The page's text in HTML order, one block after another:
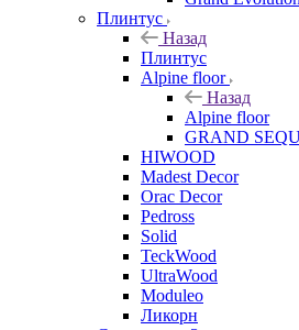
Плинтус
Назад
Плинтус
Alpine floor
Назад
Alpine floor
GRAND
HIWOOD
Madest Decor
Orac Decor
Pedross
Solid
TeckWood
UltraWood
Moduleo
Ликорн